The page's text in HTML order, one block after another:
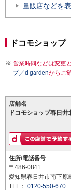
量販店などを
ドコモショップ
営業時間などは変更
プ／d gardenからご
店舗名
ドコモショップ春日井
住所/電話番号
〒486-0841
愛知県春日井市南下原
TEL： 0120-550-670